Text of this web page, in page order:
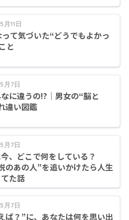
月11日
て気づいた“どうでもよかっ
と
月7日
に違うの!?｜男女の“脳と
違い図鑑
月7日
、どこで何をしている？
あの人”を追いかけたら人生
た話
月7日
ば？”に、あなたは何を思い出